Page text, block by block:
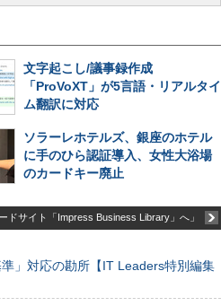
文字起こし/議事録作成
「ProVoXT」が5言語・リアルタイ
ム翻訳に対応
ソラーレホテルズ、銀座のホテル
に手のひら認証導入、女性大浴場
のカードキー廃止
ドサイト「Impress Business Library」へ」
」対応の勘所【IT Leaders特別編集